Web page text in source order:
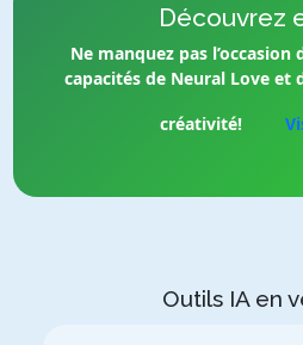
Découvrez
Ne manquez pas l’occasion
capacités de Neural Love
créativité!
Outils IA en